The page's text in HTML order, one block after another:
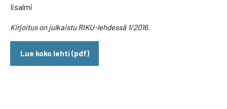
Iisalmi
Kirjoitus on julkaistu RIKU-lehdessä 1/2016.
Lue koko lehti (pdf)